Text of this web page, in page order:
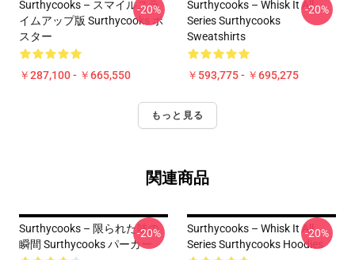
Surthycooks – スマイルスラ
イムアップ版 Surthycooks ポ
スター
￥287,100 - ￥665,550
-20%
Surthycooks – Whisk It All
Series Surthycooks
Sweatshirts
￥593,775 - ￥695,275
-20%
もっと見る
関連商品
Surthycooks – 限られた味の
瞬間 Surthycooks パーカー
-20%
Surthycooks – Whisk It All
Series Surthycooks Hoodies
-20%